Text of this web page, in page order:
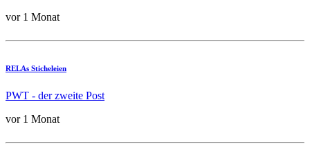
vor 1 Monat
RELAs Sticheleien
PWT - der zweite Post
vor 1 Monat